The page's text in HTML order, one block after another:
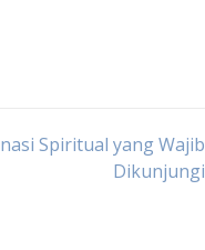
Spiritual yang Wajib
Dikunjungi